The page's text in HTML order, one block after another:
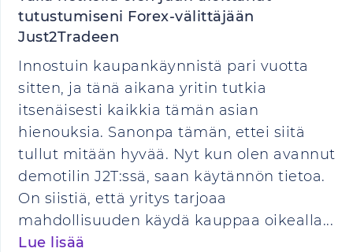
tutustumiseni Forex-välittäjään
Just2Tradeen
Innostuin kaupankäynnistä pari vuotta
sitten, ja tänä aikana yritin tutkia
itsenäisesti kaikkia tämän asian
hienouksia. Sanonpa tämän, ettei siitä
tullut mitään hyvää. Nyt kun olen avannut
demotilin J2T:ssä, saan käytännön tietoa.
On siistiä, että yritys tarjoaa
mahdollisuuden käydä kauppaa oikealla...
Lue lisää